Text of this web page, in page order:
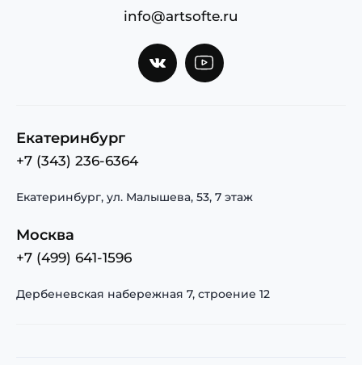
info@artsofte.ru
Екатеринбург
+7 (343) 236-6364
Екатеринбург, ул. Малышева, 53, 7 этаж
Москва
+7 (499) 641-1596
Дербеневская набережная 7, строение 12